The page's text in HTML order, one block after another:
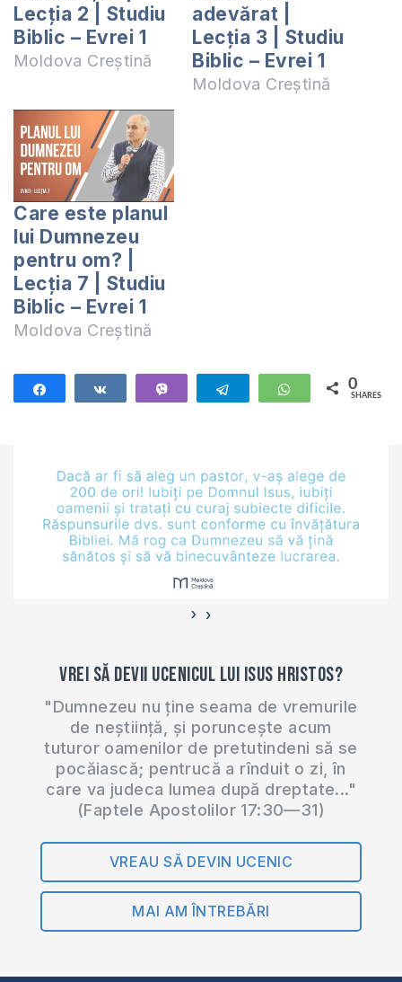
Lecția 2 | Studiu
Biblic – Evrei 1
Moldova Creștină
adevărat |
Lecția 3 | Studiu
Biblic – Evrei 1
Moldova Creștină
Care este planul
lui Dumnezeu
pentru om? |
Lecția 7 | Studiu
Biblic – Evrei 1
Moldova Creștină
Telegram WhatsApp
0
SHARES
‹ ›
Vrei să devii ucenicul lui Isus Hristos?
"Dumnezeu nu ține seama de vremurile
de neștiință, și poruncește acum
tuturor oamenilor de pretutindeni să se
pocăiască; pentrucă a rînduit o zi, în
care va judeca lumea după dreptate..."
(Faptele Apostolilor 17:30—31)
VREAU SĂ DEVIN UCENIC
MAI AM ÎNTREBĂRI